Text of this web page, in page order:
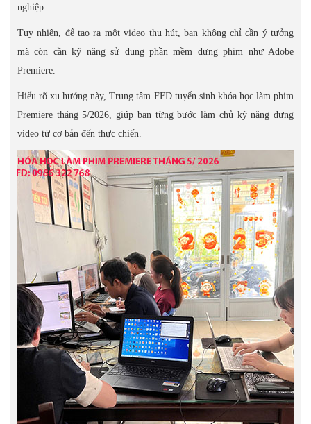
nghiệp.
Tuy nhiên, để tạo ra một video thu hút, bạn không chỉ cần ý tưởng
mà còn cần kỹ năng sử dụng phần mềm dựng phim như Adobe
Premiere.
Hiểu rõ xu hướng này, Trung tâm FFD tuyển sinh khóa học làm phim
Premiere tháng 5/2026, giúp bạn từng bước làm chủ kỹ năng dựng
video từ cơ bản đến thực chiến.